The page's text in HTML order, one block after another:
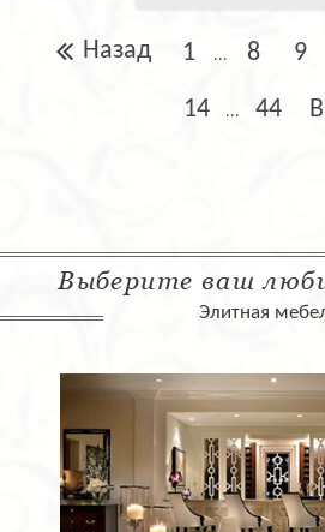
Назад 1 ... 8 9
14 ... 44
Выберите ваш
Элитная